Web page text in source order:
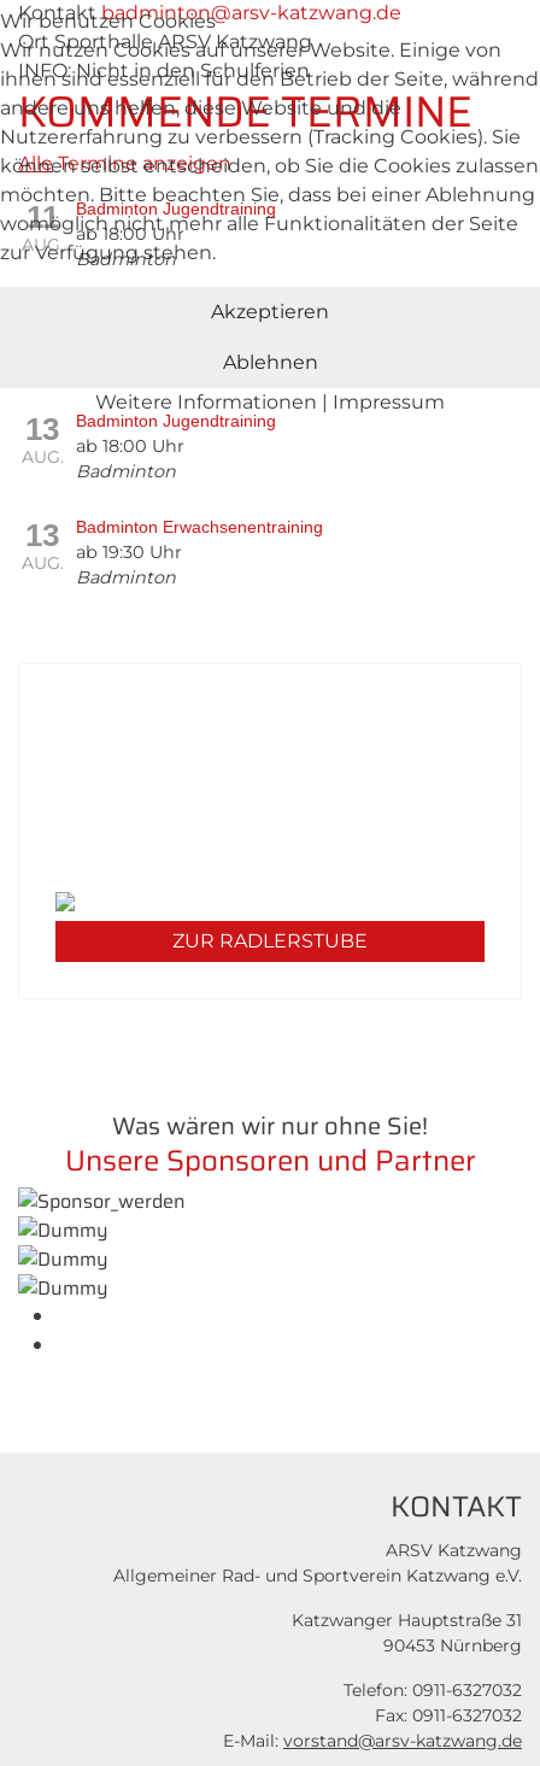
Kontaktbadminton@arsv-katzwang.de
OrtSporthalle ARSV Katzwang
INFO: Nicht in den Schulferien
KOMMENDE TERMINE
AlleTermine anzeigen
11
AUG.
Badminton Jugendtraining
ab 18:00 Uhr
Badminton
Badminton Erwachsenentraining
13
AUG.
Badminton Jugendtraining
ab 18:00 Uhr
Badminton
13
AUG.
Badminton Erwachsenentraining
ab 19:30 Uhr
Badminton
ZUR RADLERSTUBE
Was wären wir nur ohne Sie!
Unsere Sponsoren und Partner
KONTAKT
ARSV Katzwang
Allgemeiner Rad- und Sportverein Katzwang e.V.
Katzwanger Hauptstraße 31
90453 Nürnberg
Telefon: 0911-6327032
Fax: 0911-6327032
E-Mail: vorstand@arsv-katzwang.de
Wir benutzen Cookies
Wir nutzen Cookies auf unserer Website. Einige von
ihnen sind essenziell für den Betrieb der Seite, während
andere uns helfen, diese Website und die
Nutzererfahrung zu verbessern (Tracking Cookies). Sie
können selbst entscheiden, ob Sie die Cookies zulassen
möchten. Bitte beachten Sie, dass bei einer Ablehnung
womöglich nicht mehr alle Funktionalitäten der Seite
zur Verfügung stehen.
Akzeptieren
Ablehnen
Weitere Informationen | Impressum